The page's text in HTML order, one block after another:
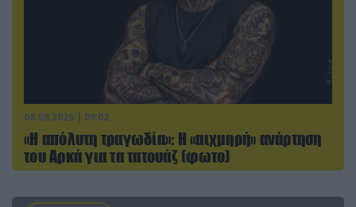
08.08.2026 | 09:02
«Η απόλυτη τραγωδία»: Η «αιχμηρή» ανάρτηση
του Αρκά για τα τατουάζ (φωτο)